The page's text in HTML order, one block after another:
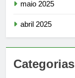
maio 2025
abril 2025
Categorias